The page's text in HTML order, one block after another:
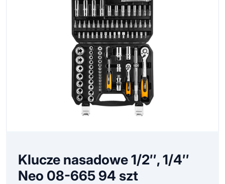
Klucze nasadowe 1/2″, 1/4″
Neo 08-665 94 szt